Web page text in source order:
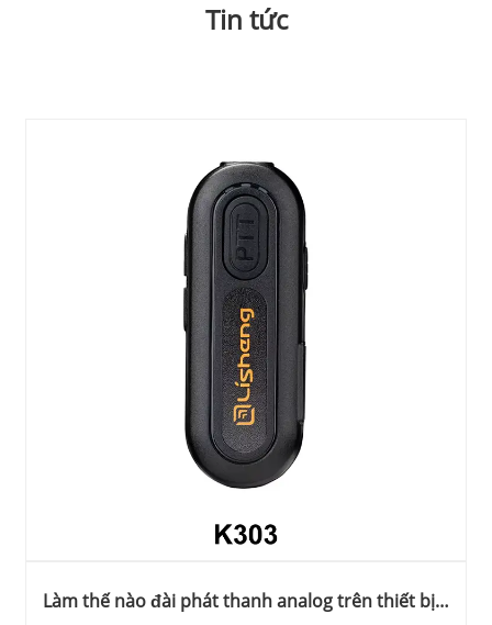
Tin tức
Làm thế nào đài phát thanh analog trên thiết bị